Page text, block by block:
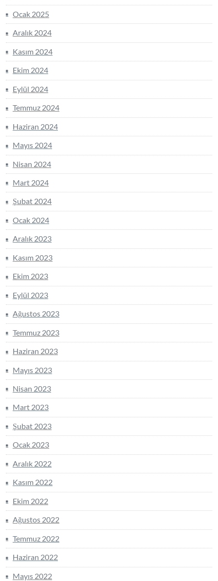
Ocak 2025
Aralık 2024
Kasım 2024
Ekim 2024
Eylül 2024
Temmuz 2024
Haziran 2024
Mayıs 2024
Nisan 2024
Mart 2024
Şubat 2024
Ocak 2024
Aralık 2023
Kasım 2023
Ekim 2023
Eylül 2023
Ağustos 2023
Temmuz 2023
Haziran 2023
Mayıs 2023
Nisan 2023
Mart 2023
Şubat 2023
Ocak 2023
Aralık 2022
Kasım 2022
Ekim 2022
Ağustos 2022
Temmuz 2022
Haziran 2022
Mayıs 2022